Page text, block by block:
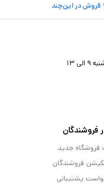
فروش در این‌چند
فروشندگان
فروشگاه جدید
فروشندگان
پشتیبانی